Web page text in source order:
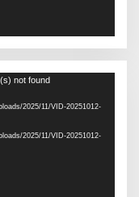
not found
2025/11/VID-20251012-
2025/11/VID-20251012-